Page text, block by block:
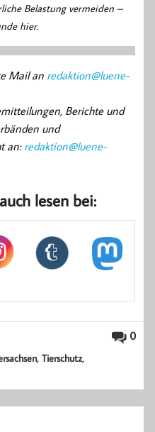
Belastung vermeiden –
hier.
Mail an redaktion@luene-
Berichte und
und
an: redaktion@luene-
lesen bei:
0
,Tierschutz,